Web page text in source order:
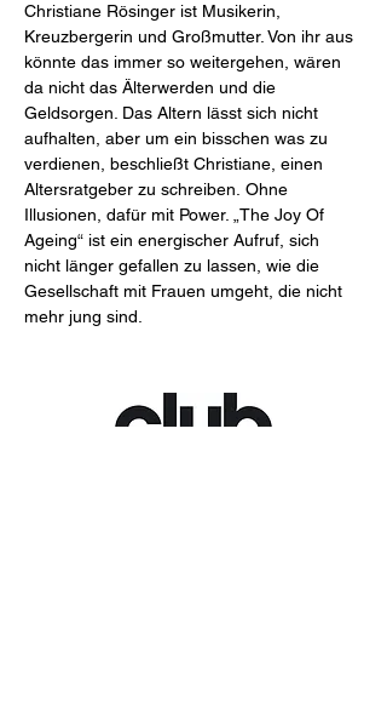
Christiane Rösinger ist Musikerin,
Kreuzbergerin und Großmutter. Von ihr aus
könnte das immer so weitergehen, wären
da nicht das Älterwerden und die
Geldsorgen. Das Altern lässt sich nicht
aufhalten, aber um ein bisschen was zu
verdienen, beschließt Christiane, einen
Altersratgeber zu schreiben. Ohne
Illusionen, dafür mit Power. „The Joy Of
Ageing“ ist ein energischer Aufruf, sich
nicht länger gefallen zu lassen, wie die
Gesellschaft mit Frauen umgeht, die nicht
mehr jung sind.